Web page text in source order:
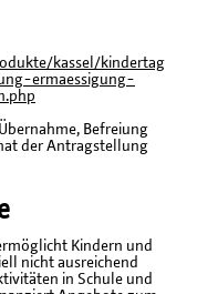
kassel/kindertag
ermaessigung-
Befreiung
der Antragstellung
Kindern und
nicht ausreichend
in Schule und